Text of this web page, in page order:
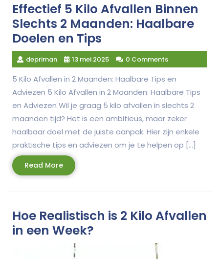
Effectief 5 Kilo Afvallen Binnen
Slechts 2 Maanden: Haalbare
Doelen en Tips
depriman 13 mei 2025 0 Comments
5 Kilo Afvallen in 2 Maanden: Haalbare Tips en
Adviezen 5 Kilo Afvallen in 2 Maanden: Haalbare Tips
en Adviezen Wil je graag 5 kilo afvallen in slechts 2
maanden tijd? Het is een ambitieus, maar zeker
haalbaar doel met de juiste aanpak. Hier zijn enkele
praktische tips en adviezen om je te helpen op […]
Read MoreRead
More
Hoe Realistisch is 2 Kilo Afvallen
in een Week?